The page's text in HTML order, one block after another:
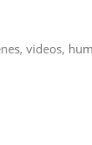
videos,